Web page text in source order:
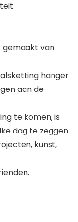
gemaakt van
hanger
aan de
te komen, is
dag te zeggen.
kunst,